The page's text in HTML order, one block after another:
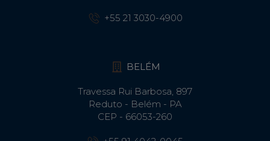
+55 21 3030-4900
BELÉM
Travessa Rui Barbosa, 897
Reduto - Belém - PA
CEP - 66053-260